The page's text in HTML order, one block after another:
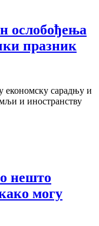
ослобођења
празник
економску сарадњу и
и иностранству
нешто
могу